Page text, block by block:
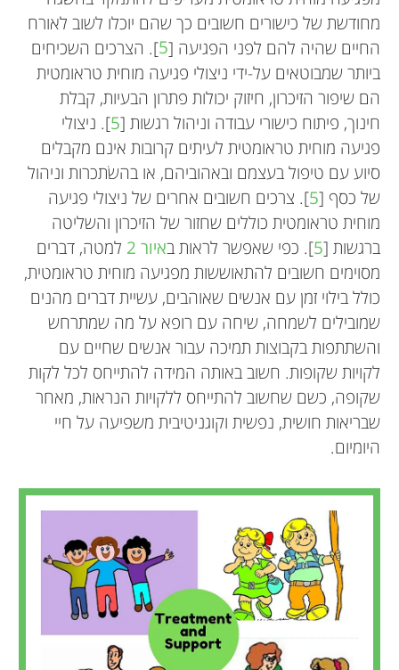
מחודשת של כישורים חשובים כך שהם יוכלו לשוב לאורח
החיים שהיה להם לפני הפגיעה [5]. הצרכים השכיחים
ביותר שמבוטאים על-ידי ניצולי פגיעה מוחית טראומטית
הם שיפור הזיכרון, חיזוק יכולות פתרון הבעיות, קבלת
חינוך, פיתוח כישורי עבודה וניהול רגשות [5]. ניצולי
פגיעה מוחית טראומטית לעיתים קרובות אינם מקבלים
סיוע עם טיפול בעצמם ובאהוביהם, או בהשׂתכרות וניהול
של כסף [5]. צרכים חשובים אחרים של ניצולי פגיעה
מוחית טראומטית כוללים שחזור של הזיכרון והשליטה
ברגשות [5]. כפי שאפשר לראות באיור 2
למטה, דברים
מסוימים חשובים להתאוששות מפגיעה מוחית טראומטית,
כולל בילוי זמן עם אנשים שאוהבים, עשיית דברים מהנים
שמובילים לשמחה, שיחה עם רופא על מה שמתרחש
והשתתפות בקבוצות תמיכה עבור אנשים שחיים עם
לקויות שקופות. חשוב באותה המידה להתייחס לכל לקות
שקופה, כשם שחשוב להתייחס ללקויות הנראות, מאחר
שבריאות חושית, נפשית וקוגניטיבית משפיעה על חיי
היומיום.